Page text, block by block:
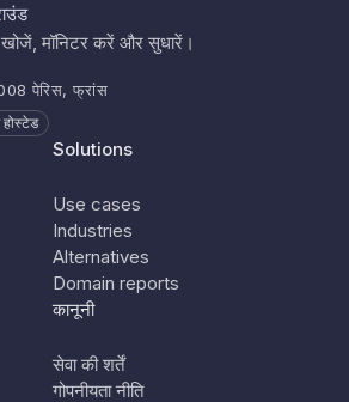
मॉनिटर करें और सुधारें।
पेरिस, फ्रांस
Solutions
Use cases
Industries
Alternatives
Domain reports
कानूनी
सेवा की शर्तें
गोपनीयता नीति